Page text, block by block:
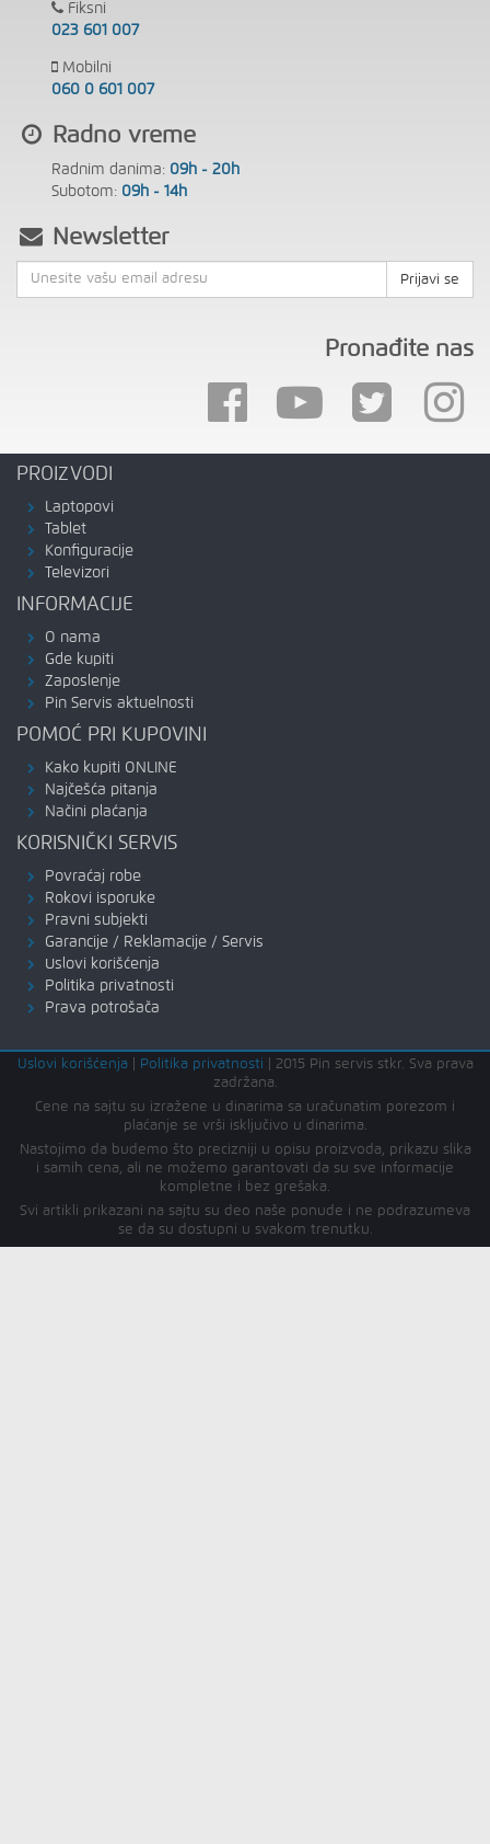
Fiksni
023 601 007
Mobilni
060 0 601 007
Radno vreme
Radnim danima: 09h - 20h
Subotom: 09h - 14h
Newsletter
Prijavi se
Pronađite nas
PROIZVODI
Laptopovi
Tablet
Konfiguracije
Televizori
INFORMACIJE
O nama
Gde kupiti
Zaposlenje
Pin Servis aktuelnosti
POMOĆ PRI KUPOVINI
Kako kupiti ONLINE
Najčešća pitanja
Načini plaćanja
KORISNIČKI SERVIS
Povraćaj robe
Rokovi isporuke
Pravni subjekti
Garancije / Reklamacije / Servis
Uslovi korišćenja
Politika privatnosti
Prava potrošača
Uslovi korišćenja| Politika privatnosti
2015 Pin servis stkr. Sva prava
zadržana.
Cene na sajtu su izražene u dinarima sa uračunatim porezom i
plaćanje se vrši isključivo u dinarima.
Nastojimo da budemo što precizniji u opisu proizvoda, prikazu slika
i samih cena, ali ne možemo garantovati da su sve informacije
kompletne i bez grešaka.
Svi artikli prikazani na sajtu su deo naše ponude i ne podrazumeva
se da su dostupni u svakom trenutku.